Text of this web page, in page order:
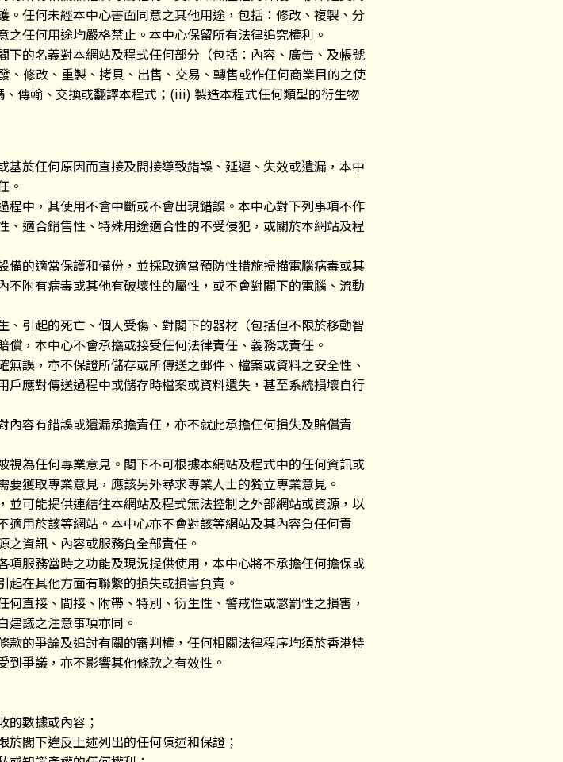
任何未經本中心書面同意之其他用途，包括：修改、複製、分
任何用途均嚴格禁止。本中心保留所有法律追究權利。
的名義對本網站及程式任何部分（包括：內容、廣告、及帳號
修改、重製、拷貝、出售、交易、轉售或作任何商業目的之使
傳輸、交換或翻譯本程式；(iii) 製造本程式任何類型的衍生物
於任何原因而直接及間接導致錯誤、延遲、失效或遺漏，本中
。
中，其使用不會中斷或不會出現錯誤。本中心對下列事項不作
適合銷售性、特殊用途適合性的不受侵犯，或關於本網站及程
的適當保護和備份，並採取適當預防性措施掃描電腦病毒或其
附有病毒或其他有破壞性的屬性，或不會對閣下的電腦、流動
引起的死亡、個人受傷、對閣下的器材（包括但不限於移動智
，本中心不會承擔或接受任何法律責任、義務或責任。
誤，亦不保證所儲存或所傳送之郵件、檔案或資料之安全性、
應對傳送過程中或儲存時檔案或資料遺失，甚至系統損壞自行
容有錯誤或遺漏承擔責任，亦不就此承擔任何損失及賠償責
為任何專業意見。閣下不可根據本網站及程式中的任何資訊或
獲取專業意見，應該另外尋求專業人士的獨立專業意見。
可能提供連結往本網站及程式無法控制之外部網站或資源，以
用於該等網站。本中心亦不會對該等網站及其內容負任何責
資訊、內容或服務負全部責任。
服務當時之功能及現況提供使用，本中心將不承擔任何擔保或
在其他方面有聯繫的損失或損害負責。
直接、間接、附帶、特別、衍生性、警戒性或懲罰性之損害，
建議之注意事項亦同。
的爭論及追討有關的審判權，任何相關法律程序均須於香港特
爭議，亦不影響其他條款之有效性。
的數據或內容；
閣下違反上述列出的任何陳述和保證；